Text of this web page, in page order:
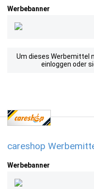
Werbebanner
Um dieses Werbemittel
einloggen oder
careshop
Werbebanner